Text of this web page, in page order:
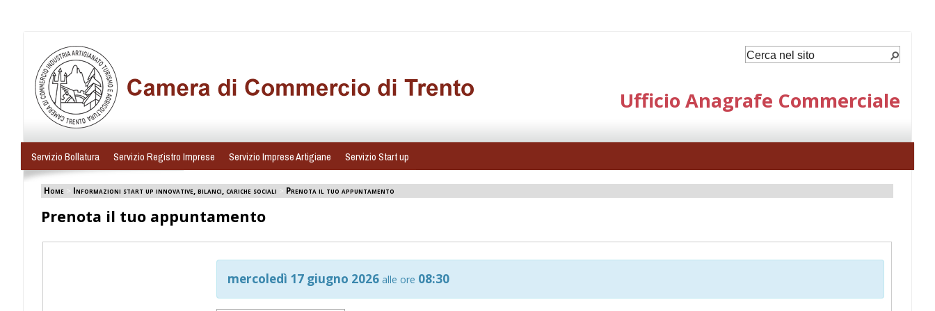
Ufficio Anagrafe Commerciale
Servizio Bollatura Servizio Registro Imprese Servizio Imprese Artigiane Servizio Start up
Home > Informazioni start up innovative, bilanci, cariche sociali > Prenota il tuo appuntamento
Prenota il tuo appuntamento
mercoledì 17 giugno 2026alle ore 08:30